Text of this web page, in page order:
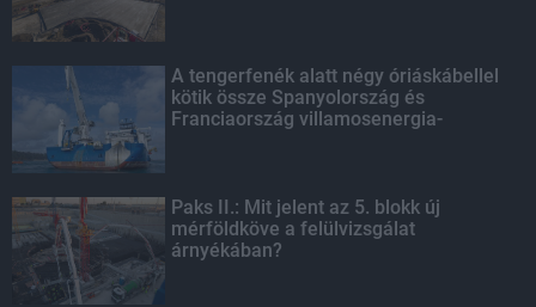
A tengerfenék alatt négy óriáskábellel
kötik össze Spanyolország és
Franciaország villamosenergia-
Paks II.: Mit jelent az 5. blokk új
mérföldköve a felülvizsgálat
árnyékában?